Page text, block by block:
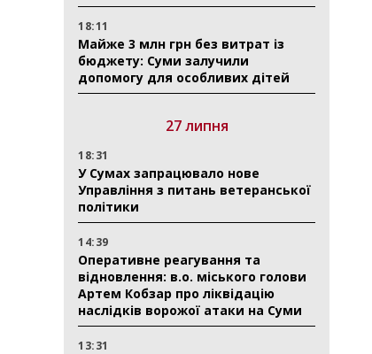
18:11
Майже 3 млн грн без витрат із
бюджету: Суми залучили
допомогу для особливих дітей
27 липня
18:31
У Сумах запрацювало нове
Управління з питань ветеранської
політики
14:39
Оперативне реагування та
відновлення: в.о. міського голови
Артем Кобзар про ліквідацію
наслідків ворожої атаки на Суми
13:31